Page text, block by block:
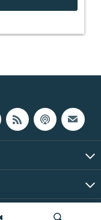
| Все права защищены.